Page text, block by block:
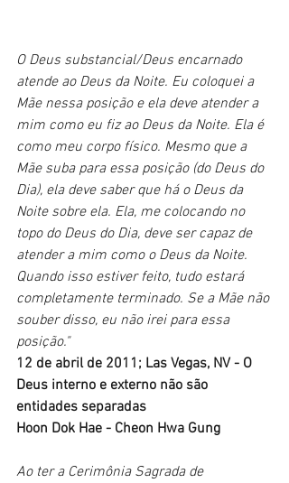
O Deus substancial/Deus encarnado
atende ao Deus da Noite. Eu coloquei a
Mãe nessa posição e ela deve atender a
mim como eu fiz ao Deus da Noite. Ela é
como meu corpo físico. Mesmo que a
Mãe suba para essa posição (do Deus do
Dia), ela deve saber que há o Deus da
Noite sobre ela. Ela, me colocando no
topo do Deus do Dia, deve ser capaz de
atender a mim como o Deus da Noite.
Quando isso estiver feito, tudo estará
completamente terminado. Se a Mãe não
souber disso, eu não irei para essa
posição."
12 de abril de 2011; Las Vegas, NV - O
Deus interno e externo não são
entidades separadas
Hoon Dok Hae - Cheon Hwa Gung
Ao ter a Cerimônia Sagrada de